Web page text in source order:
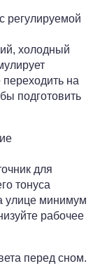
регулируемой
холодный
на
подготовить
для
тонуса
улице минимум
рабочее
перед сном.